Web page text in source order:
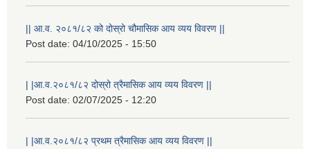
|| आ.व. २०८१/८२ को दोस्रो चौमासिक आय व्यय विवरण ||
Post date: 04/10/2025 - 15:50
| |आ.व.२०८१/८२ दोस्रो त्रैमासिक आय व्यय विवरण ||
Post date: 02/07/2025 - 12:20
| |आ.व.२०८१/८२ प्रथम त्रैमासिक आय व्यय विवरण ||